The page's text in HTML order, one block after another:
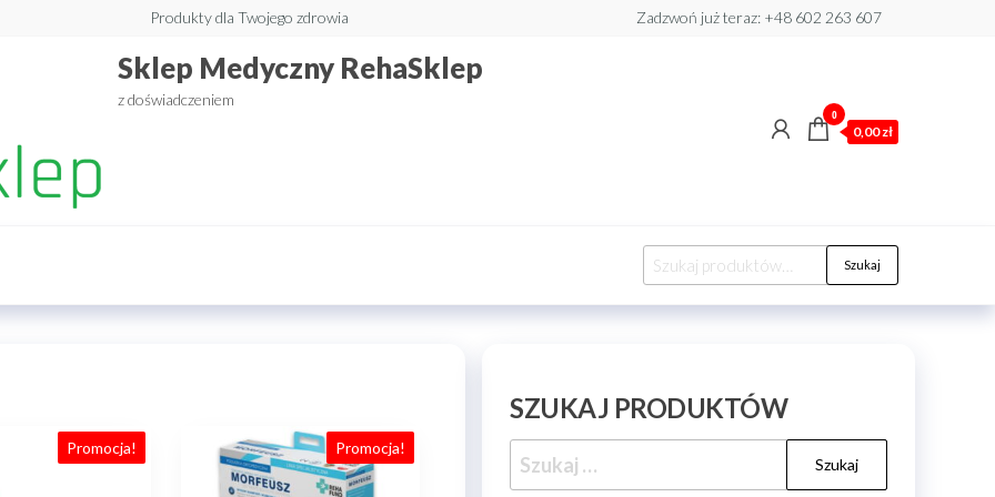
Produkty dla Twojego zdrowia Zadzwoń już teraz: +48 602 263 607​
Sklep Medyczny RehaSklep
z doświadczeniem
0
0,00 zł
Szukaj: Szukaj
Promocja! Promocja!
SZUKAJ PRODUKTÓW
Szukaj: